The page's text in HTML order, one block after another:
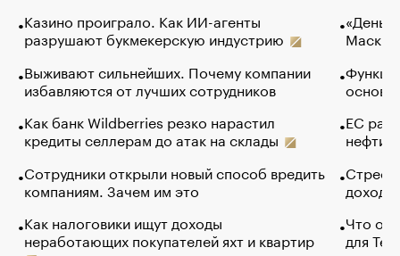
Казино проиграло. Как ИИ-агенты
разрушают букмекерскую индустрию
Выживают сильнейших. Почему компании
избавляются от лучших сотрудников
Как банк Wildberries резко нарастил
кредиты селлерам до атак на склады
Сотрудники открыли новый способ вредить
компаниям. Зачем им это
Как налоговики ищут доходы
неработающих покупателей яхт и квартир
Маск в
основ
ЕС
нефти
Что
для